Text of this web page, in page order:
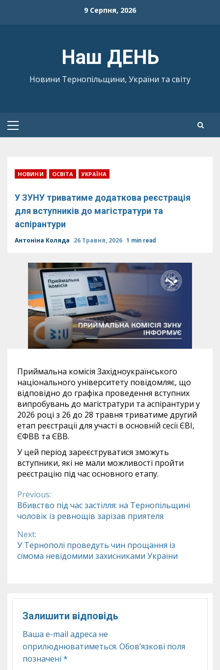
9 Серпня, 2026
Наш ДЕНЬ
Новини Тернопільщини, України та світу
Primary
НОВИНИ ОСВІТА УКРАЇНА
У ЗУНУ триватиме додаткова реєстрація
для вступників до магістратури та
аспірантури
Антоніна Коляда 26 Травня, 2026 1 min read
Приймальна комісія Західноукраїнського
національного університету повідомляє, що
відповідно до графіка проведення вступних
випробувань до магістратури та аспірантури у
2026 році з 26 до 28 травня триватиме другий
етап реєстрації для участі в основній сесії ЄВІ,
ЄФВВ та ЄВВ.
У цей період зареєструватися зможуть
вступники, які не мали можливості пройти
реєстрацію під час основного етапу.
Continue
Reading
Previous:
Вбивство під час застілля: на Тернопільщині
чоловік із ревнощів зарізав приятеля
Next:
У Тернополі проведуть чин прощання із
сімома невідомими захисниками України
Залишити відповідь
Ваша e-mail адреса не
оприлюднюватиметься. Обов’язкові поля
позначені *